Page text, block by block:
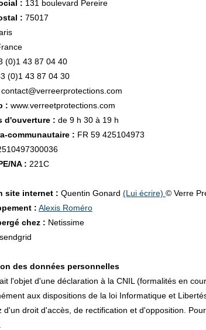
: 131 boulevard Pereire
: 75017
(0)1 43 87 04 40
(0)1 43 87 04 30
contact@verreerprotections.com
: www.verreetprotections.com
d'ouverture : de 9 h 30 à 19 h
communautaire : FR 59 425104973
NA : 221C
site internet : Quentin Gonard (Lui écrire) © Verre
: Alexis Roméro
chez : Netissime
sendgrid
des données personnelles
l'objet d'une déclaration à la CNIL (formalités en
aux dispositions de la loi Informatique et
d'un droit d'accès, de rectification et d'opposition.